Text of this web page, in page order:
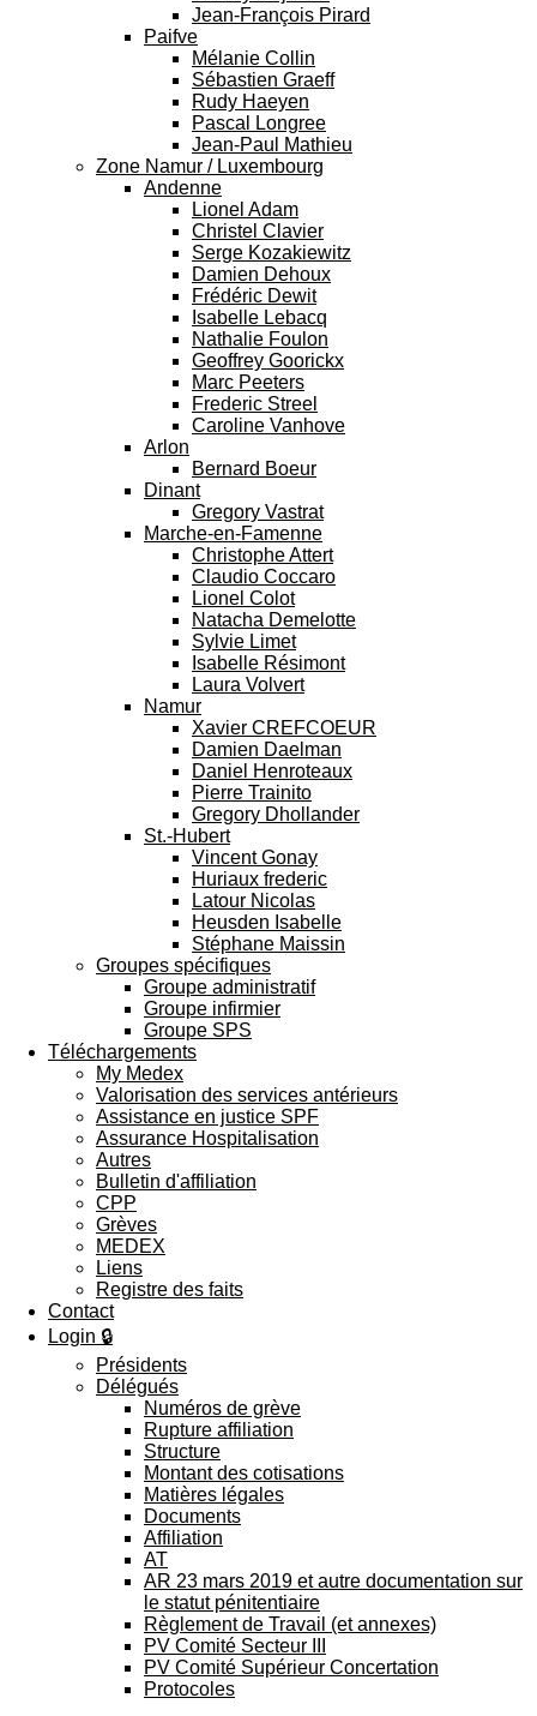
Jean-François Pirard
Paifve
Mélanie Collin
Sébastien Graeff
Rudy Haeyen
Pascal Longree
Jean-Paul Mathieu
Zone Namur / Luxembourg
Andenne
Lionel Adam
Christel Clavier
Serge Kozakiewitz
Damien Dehoux
Frédéric Dewit
Isabelle Lebacq
Nathalie Foulon
Geoffrey Goorickx
Marc Peeters
Frederic Streel
Caroline Vanhove
Arlon
Bernard Boeur
Dinant
Gregory Vastrat
Marche-en-Famenne
Christophe Attert
Claudio Coccaro
Lionel Colot
Natacha Demelotte
Sylvie Limet
Isabelle Résimont
Laura Volvert
Namur
Xavier CREFCOEUR
Damien Daelman
Daniel Henroteaux
Pierre Trainito
Gregory Dhollander
St.-Hubert
Vincent Gonay
Huriaux frederic
Latour Nicolas
Heusden Isabelle
Stéphane Maissin
Groupes spécifiques
Groupe administratif
Groupe infirmier
Groupe SPS
Téléchargements
My Medex
Valorisation des services antérieurs
Assistance en justice SPF
Assurance Hospitalisation
Autres
Bulletin d'affiliation
CPP
Grèves
MEDEX
Liens
Registre des faits
Contact
Login 🔒
Présidents
Délégués
Numéros de grève
Rupture affiliation
Structure
Montant des cotisations
Matières légales
Documents
Affiliation
AT
AR 23 mars 2019 et autre documentation sur
le statut pénitentiaire
Règlement de Travail (et annexes)
PV Comité Secteur III
PV Comité Supérieur Concertation
Protocoles